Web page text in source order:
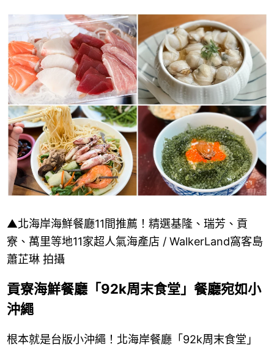
▲北海岸海鮮餐廳11間推薦！精選基隆、瑞芳、貢
寮、萬里等地11家超人氣海產店 / WalkerLand窩客島
蕭芷琳 拍攝
貢寮海鮮餐廳「92k周末食堂」餐廳宛如小
沖繩
根本就是台版小沖繩！北海岸餐廳「92k周末食堂」